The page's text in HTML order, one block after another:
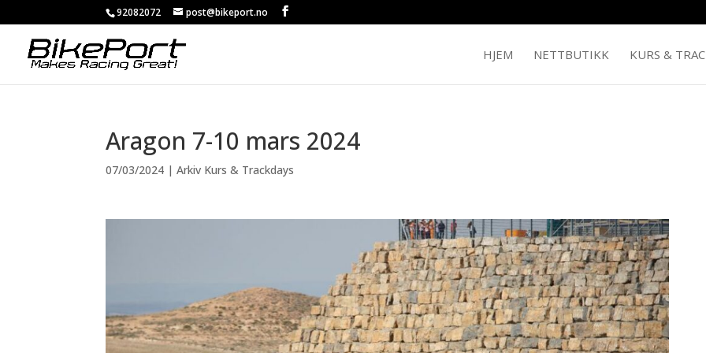
92082072 post@bikeport.no
HJEM NETTBUTIKK KURS &
Aragon 7-10 mars 2024
07/03/2024 |Arkiv Kurs & Trackdays